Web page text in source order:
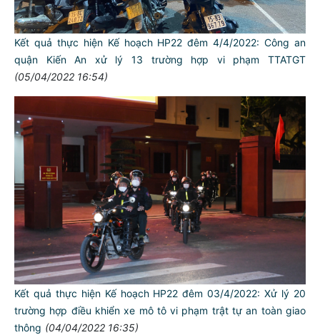
Kết quả thực hiện Kế hoạch HP22 đêm 4/4/2022: Công an
quận Kiến An xử lý 13 trường hợp vi phạm TTATGT
(05/04/2022 16:54)
Kết quả thực hiện Kế hoạch HP22 đêm 03/4/2022: Xử lý 20
trường hợp điều khiển xe mô tô vi phạm trật tự an toàn giao
thông (04/04/2022 16:35)